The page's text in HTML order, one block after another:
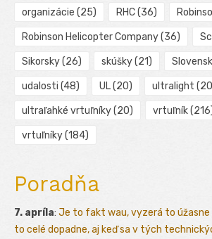
organizácie (25) RHC(36)
Robinson Helicopter Company(36)
Sikorsky(26) skúšky(21)
udalosti (48) UL(20) ultralight
ultraľahké vrtuľníky(20) vrtuľník
vrtuľníky(184)
Poradňa
7. apríla: Je to fakt wau, vyzerá to úžasne
to celé dopadne, aj keď sa v tých